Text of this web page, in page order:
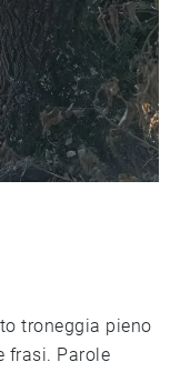
troneggia pieno
frasi. Parole